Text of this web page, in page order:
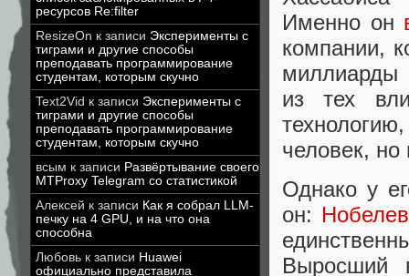
ресурсов Re:filter
ResizeOn к записи Эксперименты с
тиграми и другие способы
преподавать программирование
студентам, которым скучно
Text2Vid к записи Эксперименты с
тиграми и другие способы
преподавать программирование
студентам, которым скучно
всым к записи Развёртывание своего
MTProxy Telegram со статистикой
Алексей к записи Как я собрал LLM-
печку на 4 GPU, и на что она
способна
Любовь к записи Huawei
официально представила
Именно он
компании,
из тех
человек,
Однако у
он:
Выросший